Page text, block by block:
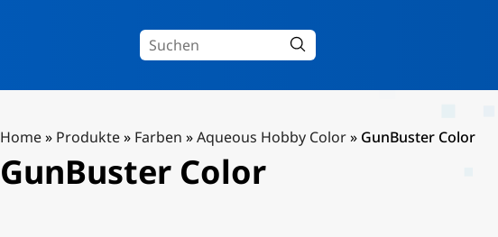
Home» Produkte» Farben »Aqueous Hobby Color» GunBuster Color
GunBuster Color